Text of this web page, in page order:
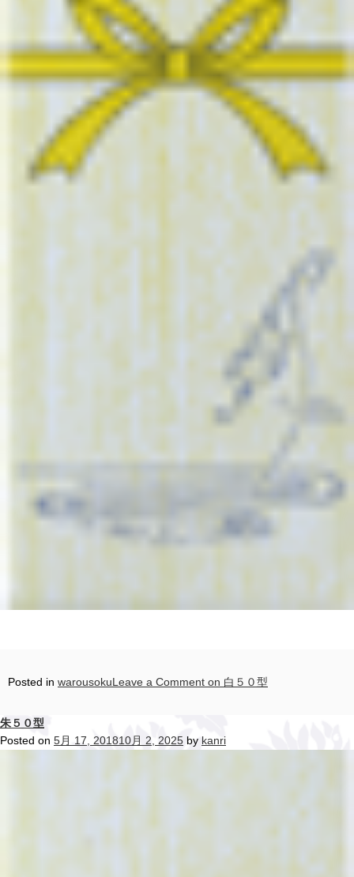
Posted in warousokuLeave a Comment on 白５０型
朱５０型
Posted on 5月 17, 201810月 2, 2025 by kanri